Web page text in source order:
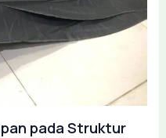
pada Struktur